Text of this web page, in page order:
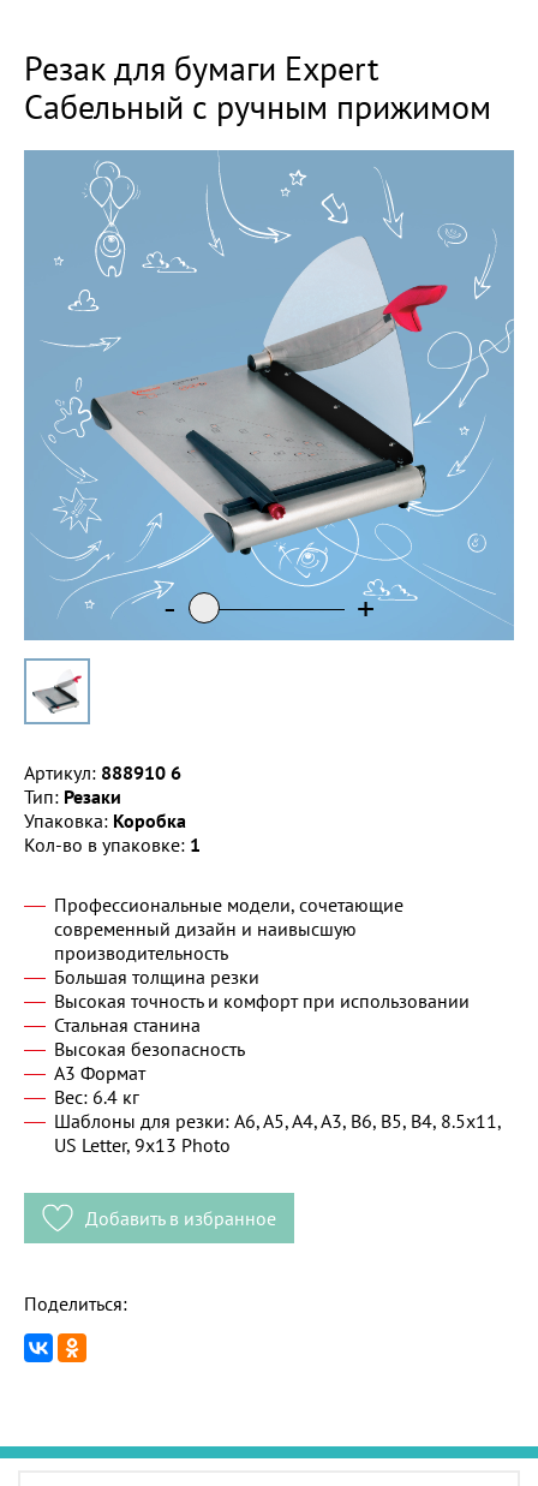
Резак для бумаги Expert
Сабельный с ручным прижимом
- +
Артикул: 888910 6
Тип: Резаки
Упаковка: Коробка
Кол-во в упаковке: 1
Профессиональные модели, сочетающие
современный дизайн и наивысшую
производительность
Большая толщина резки
Высокая точность и комфорт при использовании
Стальная станина
Высокая безопасность
A3 Формат
Вес: 6.4 кг
Шаблоны для резки: A6, A5, A4, A3, B6, B5, B4, 8.5x11,
US Letter, 9x13 Photo
Добавить в избранное
Поделиться: